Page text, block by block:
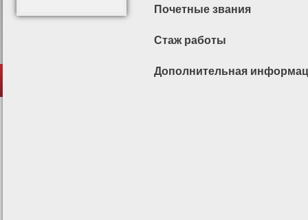
Почетные звания
Стаж работы
Дополнительная